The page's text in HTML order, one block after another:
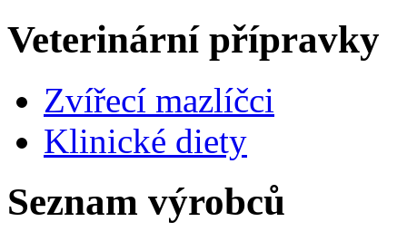
Veterinární přípravky
Zvířecí mazlíčci
Klinické diety
Seznam výrobců